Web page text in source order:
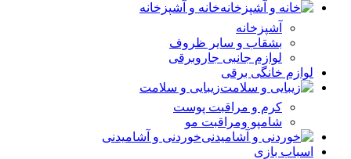
خانه و آشپزخانه
آشپزخانه
بشقاب و سایر ظروف
لوازم جانبی جاروبرقی
لوازم خانگی برقی
زیبایی و سلامت
کرم و مراقبت پوست
شامپو ومراقبت مو
خوردنی و آشامیدنی
اسباب بازی